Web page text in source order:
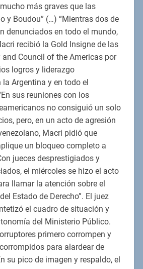
más graves que las
y Boudou” (…) “Mientras dos de
denunciados en todo el mundo,
recibió la Gold Insigne de las
Council of the Americas por
logros y liderazgo
Argentina y en todo el
sus reuniones con los
no consiguió un solo
pero, en un acto de agresión
Macri pidió que
un bloqueo completo a
jueces desprestigiados y
el miércoles se hizo el acto
llamar la atención sobre el
Estado de Derecho”. El juez
el cuadro de situación y
del Ministerio Público.
primero corrompen y
para alardear de
su pico de imagen y respaldo, el